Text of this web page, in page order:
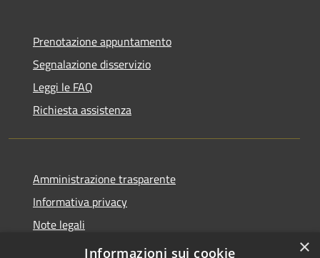
Prenotazione appuntamento
Segnalazione disservizio
Leggi le FAQ
Richiesta assistenza
Amministrazione trasparente
Informativa privacy
Note legali
Dichiarazione di accessibilità
×
Informazioni sui cookie